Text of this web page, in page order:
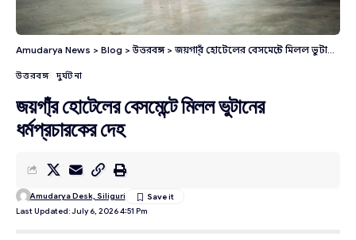
Amudarya News > Blog >উত্তরবঙ্গ>জয়গা্ঁর হোটেলের বেসমেন্টে মিলল ভুটানের ধর্মপ্রচারকের দেহ
উত্তরবঙ্গ দুর্ঘটনা
জয়গা্ঁর হোটেলের বেসমেন্টে মিলল ভুটানের
ধর্মপ্রচারকের দেহ
Last Updated: July 6, 2026 4:51 Pm
Amudarya Desk, Siliguri